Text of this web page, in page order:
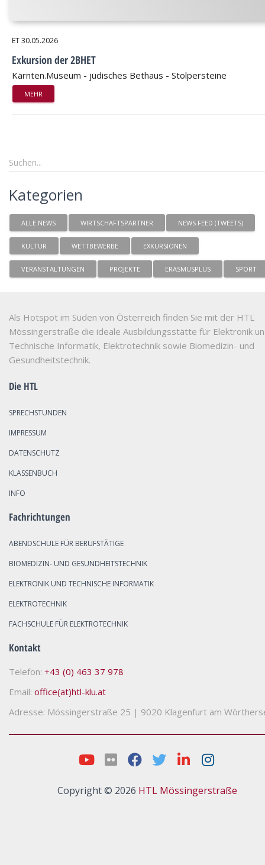
ET30.05.2026
Exkursion der 2BHET
Kärnten.Museum - jüdisches Bethaus - Stolpersteine
MEHR
Kategorien
ALLE NEWS WIRTSCHAFTSPARTNER NEWS FEED (TWEETS)
KULTUR WETTBEWERBE EXKURSIONEN
VERANSTALTUNGEN PROJEKTE ERASMUSPLUS SPORT
Als Hotspot im Süden von Österreich finden Sie mit der HTL
Mössingerstraße die ideale Ausbildungsstätte für Elektronik
Technische Informatik, Elektrotechnik sowie Biomedizin- und
Gesundheitstechnik.
Die HTL
SPRECHSTUNDEN
IMPRESSUM
DATENSCHUTZ
KLASSENBUCH
INFO
Fachrichtungen
ABENDSCHULE FÜR BERUFSTÄTIGE
BIOMEDIZIN- UND GESUNDHEITSTECHNIK
ELEKTRONIK UND TECHNISCHE INFORMATIK
ELEKTROTECHNIK
FACHSCHULE FÜR ELEKTROTECHNIK
Kontakt
Telefon: +43 (0) 463 37 978
Email: office(at)htl-klu.at
Adresse: Mössingerstraße 25 | 9020 Klagenfurt am
Copyright © 2026 HTL Mössingerstraße